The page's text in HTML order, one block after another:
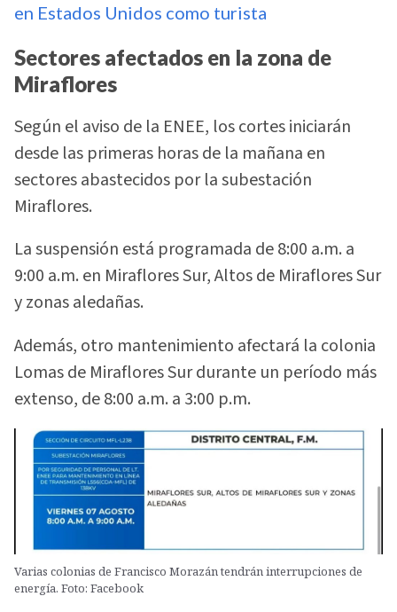
en Estados Unidos como turista
Sectores afectados en la zona de
Miraflores
Según el aviso de la ENEE, los cortes iniciarán
desde las primeras horas de la mañana en
sectores abastecidos por la subestación
Miraflores.
La suspensión está programada de 8:00 a.m. a
9:00 a.m. en Miraflores Sur, Altos de Miraflores Sur
y zonas aledañas.
Además, otro mantenimiento afectará la colonia
Lomas de Miraflores Sur durante un período más
extenso, de 8:00 a.m. a 3:00 p.m.
Varias colonias de Francisco Morazán tendrán interrupciones de
energía. Foto: Facebook